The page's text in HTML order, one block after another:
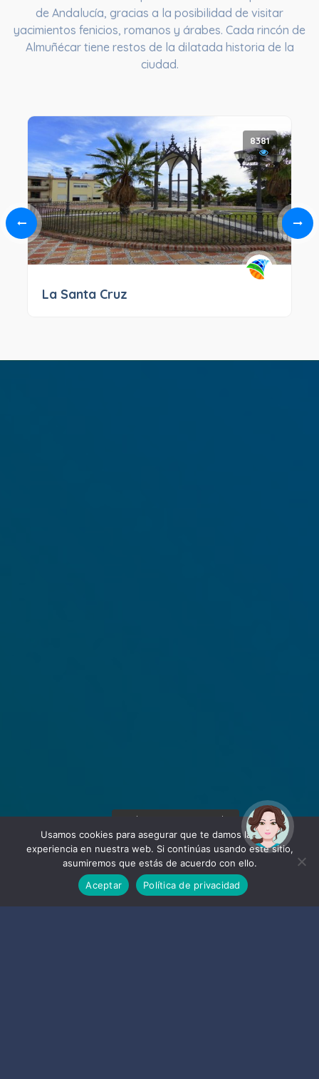
de Andalucía, gracias a la posibilidad de visitar
yacimientos fenicios, romanos y árabes. Cada rincón de
Almuñécar tiene restos de la dilatada historia de la
ciudad.
8381
La Santa Cruz
Usamos cookies para asegurar que te damos la mejor
experiencia en nuestra web. Si continúas usando este sitio,
asumiremos que estás de acuerdo con ello.
Aceptar
Política de privacidad
¡Hola! Soy Noy. ¿Puedo
ayudarte?